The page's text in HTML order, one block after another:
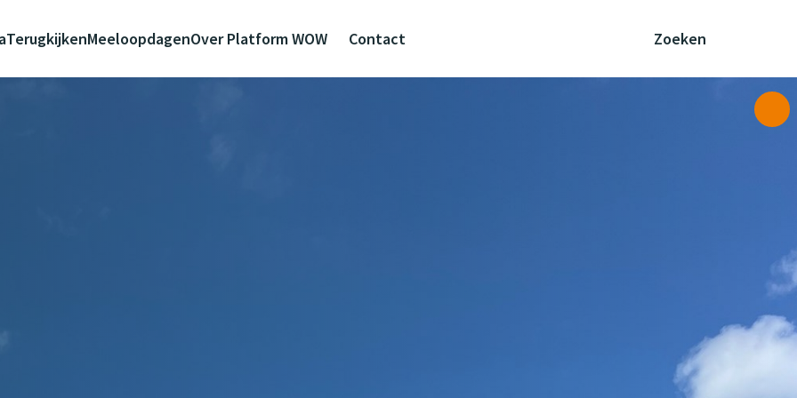
TerugkijkenMeeloopdagenOver Platform WOW Contact Zoeken